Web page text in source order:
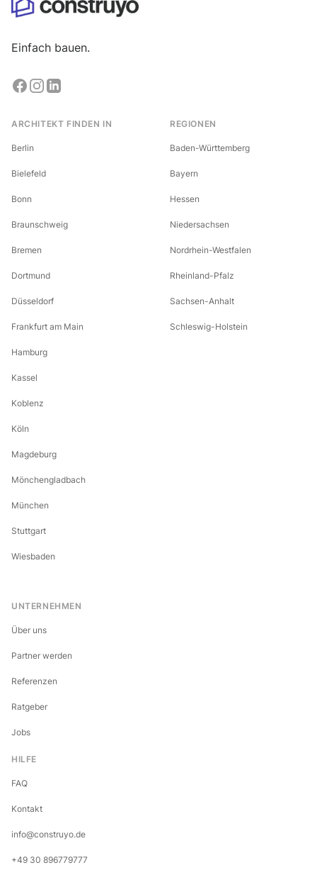
Einfach bauen.
ARCHITEKT FINDEN IN
Berlin
Bielefeld
Bonn
Braunschweig
Bremen
Dortmund
Düsseldorf
Frankfurt am Main
Hamburg
Kassel
Koblenz
Köln
Magdeburg
Mönchengladbach
München
Stuttgart
Wiesbaden
REGIONEN
Baden-Württemberg
Bayern
Hessen
Niedersachsen
Nordrhein-Westfalen
Rheinland-Pfalz
Sachsen-Anhalt
Schleswig-Holstein
UNTERNEHMEN
Über uns
Partner werden
Referenzen
Ratgeber
Jobs
HILFE
FAQ
Kontakt
info@construyo.de
+49 30 896779777